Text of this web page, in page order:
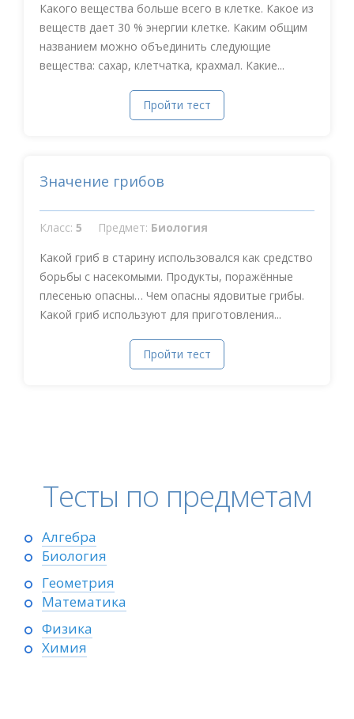
Какого вещества больше всего в клетке. Какое из
веществ дает 30 % энергии клетке. Каким общим
названием можно объединить следующие
вещества: сахар, клетчатка, крахмал. Какие...
Пройти тест
Значение грибов
Класс: 5 Предмет: Биология
Какой гриб в старину использовался как средство
борьбы с насекомыми. Продукты, поражённые
плесенью опасны… Чем опасны ядовитые грибы.
Какой гриб используют для приготовления...
Пройти тест
Тесты по предметам
Алгебра
Биология
Геометрия
Математика
Физика
Химия